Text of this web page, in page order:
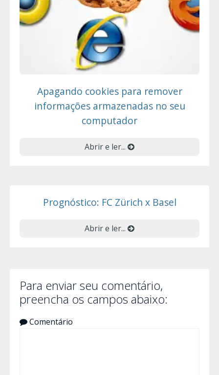
Apagando cookies para remover
informações armazenadas no seu
computador
Abrir e ler...
Prognóstico: FC Zürich x Basel
Abrir e ler...
Para enviar seu comentário,
preencha os campos abaixo:
Comentário